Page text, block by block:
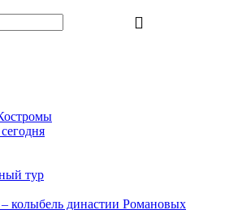
󰍉
тур
колыбель династии Романовых